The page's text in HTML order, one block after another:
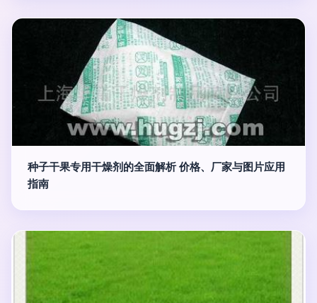
种子干果专用干燥剂的全面解析 价格、厂家与图片应用
指南